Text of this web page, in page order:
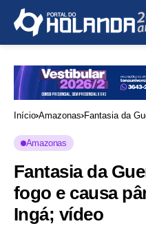
Início Amazonas Fantasia da
Amazonas
Fantasia da
fogo e causa
Ingá; vídeo